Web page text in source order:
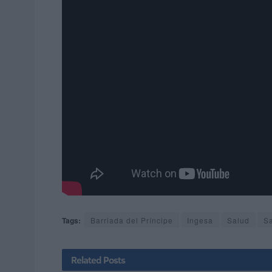
Tags: Barriada del Príncipe Ingesa Salud
Related Posts